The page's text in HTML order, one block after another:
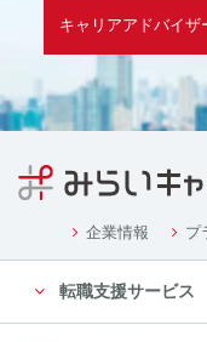
（４）募集や採用
（５）当社従業者
・人事や労務、
４．個人情報の委
当社は、業務を円
部を外部に委託す
る場合がありま
の個人情報は、当
最小限の個人情報
に限定します。
キャリアアドバイザ
企業情報 プ
転職支援サービス